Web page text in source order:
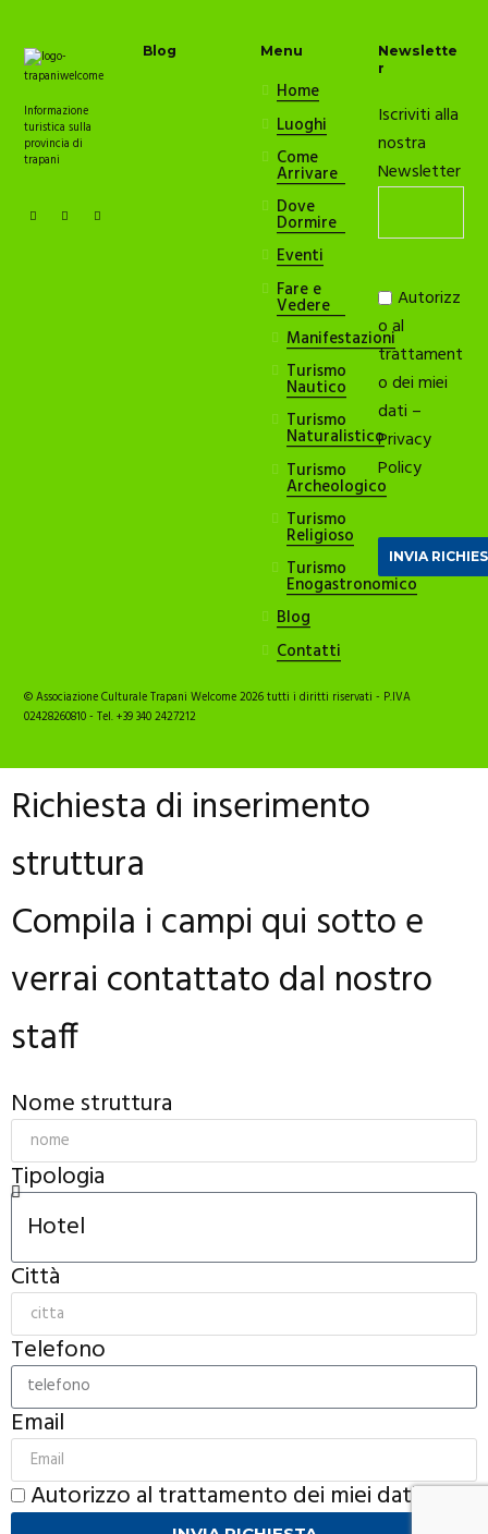
Informazione
turistica sulla
provincia di
trapani
Blog Menu
Home
Luoghi
Come
Arrivare
Dove
Dormire
Eventi
Fare e
Vedere
Manifestazioni
Turismo
Nautico
Turismo
Naturalistico
Turismo
Archeologico
Turismo
Religioso
Turismo
Enogastronomico
Blog
Contatti
Newslette
r
Iscriviti alla
nostra
Newsletter
Autorizz
o al
trattament
o dei miei
dati –
Privacy
Policy
© Associazione Culturale Trapani Welcome 2026 tutti i diritti riservati - P.IVA
02428260810 - Tel. +39 340 2427212
Richiesta di inserimento
struttura
Compila i campi qui sotto e
verrai contattato dal nostro
staff
Nome struttura
Tipologia
Città
Telefono
Email
Autorizzo al trattamento dei miei dati